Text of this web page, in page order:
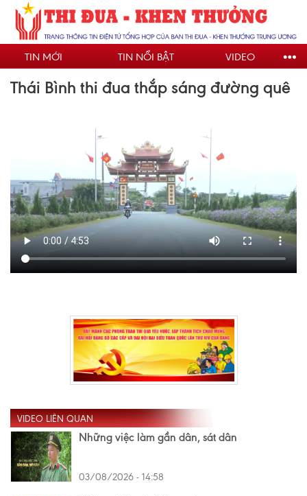
Nhảy
đến
nội
dungTIN MỚI TIN NỔI BẬT VIDEO
Thái Bình thi đua thắp sáng đường quê
VIDEO LIÊN QUAN
Những việc làm gần dân, sát dân
03/08/2026 - 14:58